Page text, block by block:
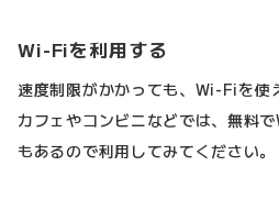
Wi-Fiを利用する
速度制限がかかっても、Wi-Fiを使
カフェやコンビニなどでは、無料
もあるので利用してみてください。